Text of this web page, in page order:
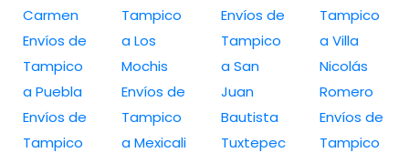
Carmen
Envíos de
Tampico
a Puebla
Envíos de
Tampico
Tampico
a Los
Mochis
Envíos de
Tampico
a Mexicali
Envíos de
Tampico
a San
Juan
Bautista
Tuxtepec
Tampico
a Villa
Nicolás
Romero
Envíos de
Tampico